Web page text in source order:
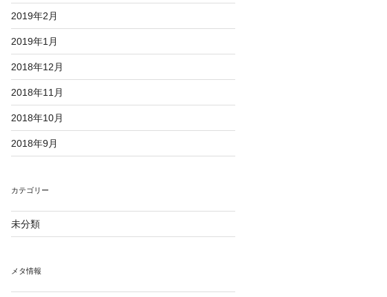
2019年2月
2019年1月
2018年12月
2018年11月
2018年10月
2018年9月
カテゴリー
未分類
メタ情報